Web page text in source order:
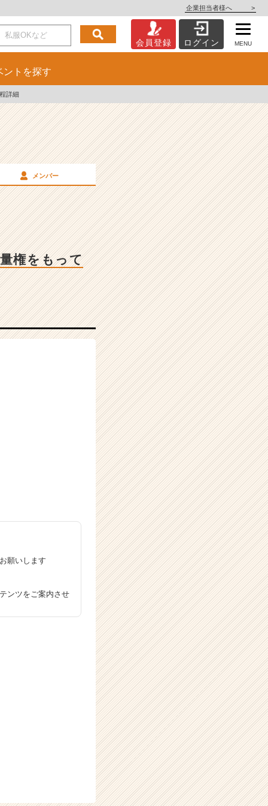
企業担当者様へ >
会員登録 ログイン MENU
ント を探す
詳細
メンバー
権をもって
願いします
ンツをご案内させ